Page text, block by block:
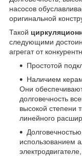
насосов
оригинальной
Такой
следующими
агрегат от
Простотой
Наличием
Они
долговечность
высокой степени
линейного
использованием